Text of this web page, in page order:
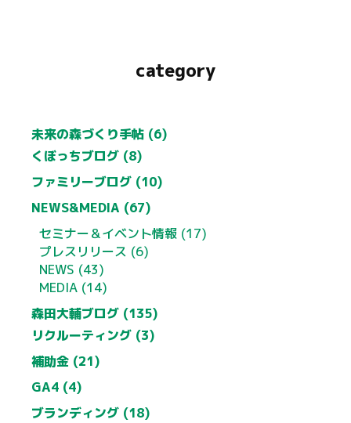
category
未来の森づくり手帖 (6)
くぼっちブログ (8)
ファミリーブログ (10)
NEWS&MEDIA (67)
セミナー＆イベント情報 (17)
プレスリリース (6)
NEWS (43)
MEDIA (14)
森田大輔ブログ (135)
リクルーティング (3)
補助金 (21)
GA4 (4)
ブランディング (18)